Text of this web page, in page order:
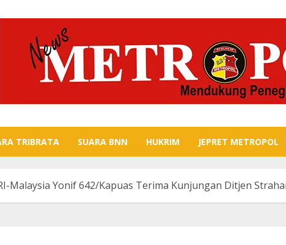
TRIBRATA SUARA BNN HUKRIM JEPRET METROPOL
Malaysia Yonif 642/Kapuas Terima Kunjungan Ditjen